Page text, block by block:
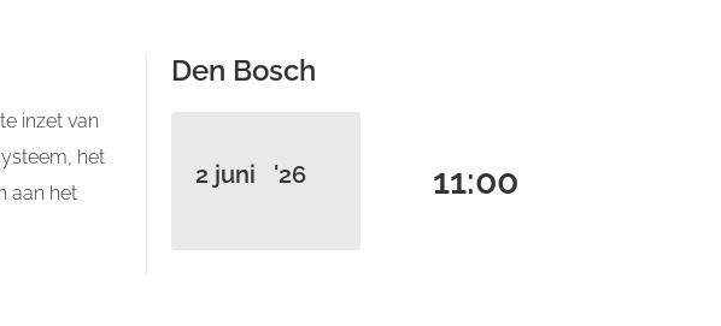
inzet van
het
aan het
Den Bosch
2 juni '26 11:00